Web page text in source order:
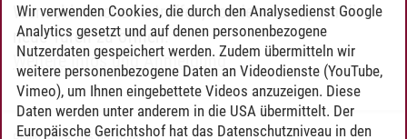
Wunschbranche zu treffen, sondern auch, um dir
neue Türen zu öffnen.
Weitere Infos und Anmeldung
Wir verwenden Cookies, die durch den Analysedienst Google
Analytics gesetzt und auf denen personenbezogene
Nutzerdaten gespeichert werden. Zudem übermitteln wir
weitere personenbezogene Daten an Videodienste (YouTube,
Vimeo), um Ihnen eingebettete Videos anzuzeigen. Diese
Daten werden unter anderem in die USA übermittelt. Der
Europäische Gerichtshof hat das Datenschutzniveau in den